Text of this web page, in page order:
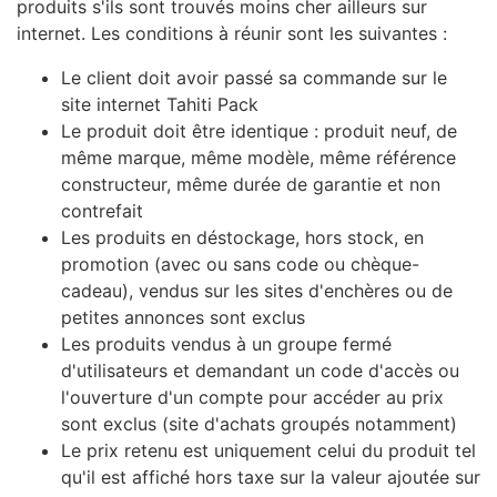
produits s'ils sont trouvés moins cher ailleurs sur
internet. Les conditions à réunir sont les suivantes :
Le client doit avoir passé sa commande sur le
site internet Tahiti Pack
Le produit doit être identique : produit neuf, de
même marque, même modèle, même référence
constructeur, même durée de garantie et non
contrefait
Les produits en déstockage, hors stock, en
promotion (avec ou sans code ou chèque-
cadeau), vendus sur les sites d'enchères ou de
petites annonces sont exclus
Les produits vendus à un groupe fermé
d'utilisateurs et demandant un code d'accès ou
l'ouverture d'un compte pour accéder au prix
sont exclus (site d'achats groupés notamment)
Le prix retenu est uniquement celui du produit tel
qu'il est affiché hors taxe sur la valeur ajoutée sur